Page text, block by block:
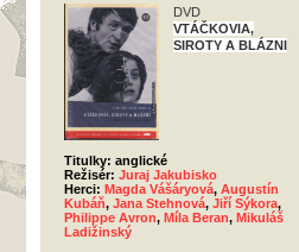
DVD
VTÁČKOVIA,
SIROTY A BLÁZNI
Titulky: anglické
Režisér: Juraj Jakubisko
Herci: Magda Vášáryová, Augustín
Kubáň, Jana Stehnová, Jiří Sýkora,
Philippe Avron, Míla Beran, Mikuláš
Ladižinský